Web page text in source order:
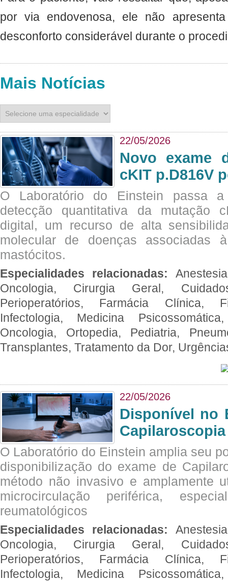
por via endovenosa, ele não
desconforto considerável durante o
Mais Notícias
22/05/2026
Novo exame
cKIT p.D816V
O Laboratório do Einstein passa
detecção quantitativa da mutação
digital, um recurso de alta
molecular de doenças associadas
mastócitos.
Especialidades relacionadas:
Oncologia, Cirurgia Geral,
Perioperatórios, Farmácia Clínica,
Infectologia, Medicina
Oncologia, Ortopedia, Pediatria,
Transplantes, Tratamento da Dor,
22/05/2026
Disponível no
O Laboratório do Einstein amplia seu
disponibilização do exame de
método não invasivo e amplamente
microcirculação periférica,
reumatológicos
Especialidades relacionadas:
Oncologia, Cirurgia Geral,
Perioperatórios, Farmácia Clínica,
Infectologia, Medicina